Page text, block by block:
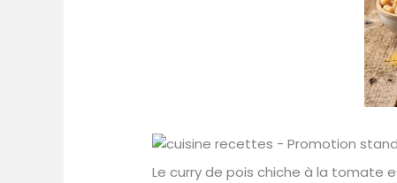
Le curry de pois chiche à la tomate